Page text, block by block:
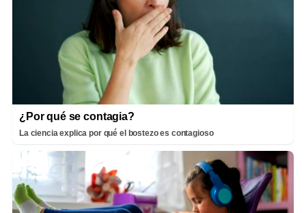
¿Por qué se contagia?
La ciencia explica por qué el bostezo es contagioso